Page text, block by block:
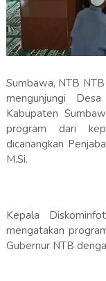
Sumbawa, NTB
mengunjungi
Kabupaten
program dari
dicanangkan
M.Si.
Kepala
mengatakan
Gubernur NTB